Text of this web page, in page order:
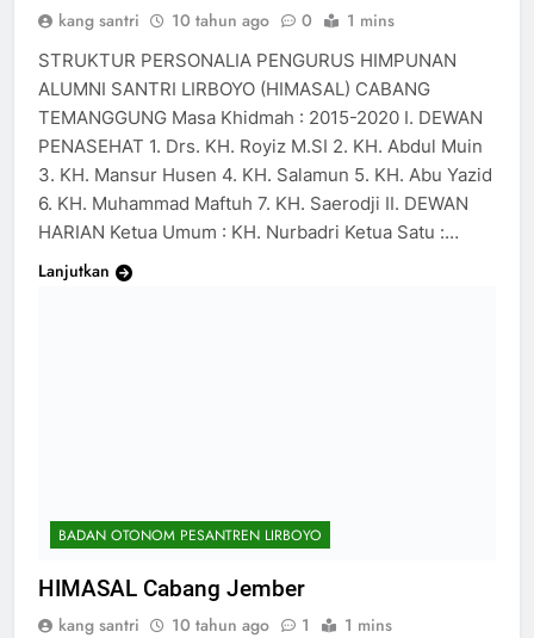
kang santri 10 tahun ago 0 1 mins
STRUKTUR PERSONALIA PENGURUS HIMPUNAN
ALUMNI SANTRI LIRBOYO (HIMASAL) CABANG
TEMANGGUNG Masa Khidmah : 2015-2020 I. DEWAN
PENASEHAT 1. Drs. KH. Royiz M.SI 2. KH. Abdul Muin
3. KH. Mansur Husen 4. KH. Salamun 5. KH. Abu Yazid
6. KH. Muhammad Maftuh 7. KH. Saerodji II. DEWAN
HARIAN Ketua Umum : KH. Nurbadri Ketua Satu :…
Lanjutkan
BADAN OTONOM PESANTREN LIRBOYO
HIMASAL Cabang Jember
kang santri 10 tahun ago 1 1 mins